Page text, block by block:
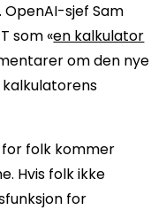
sjef Sam
som «en kalkulator
om den nye
for folk kommer
Hvis folk ikke
for